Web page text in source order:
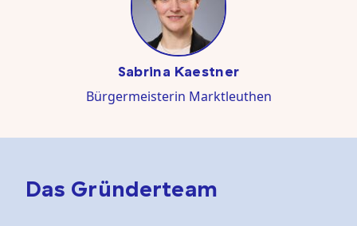
Sabrina Kaestner
Bürgermeisterin Marktleuthen
Das Gründerteam